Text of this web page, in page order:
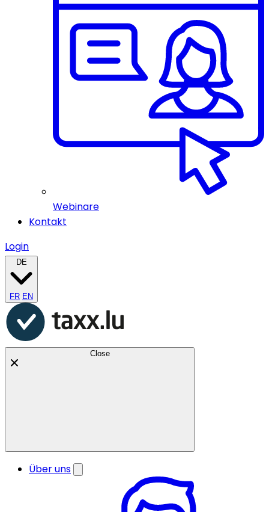
Webinare
Kontakt
Login
DE
FR EN
Close
Über uns